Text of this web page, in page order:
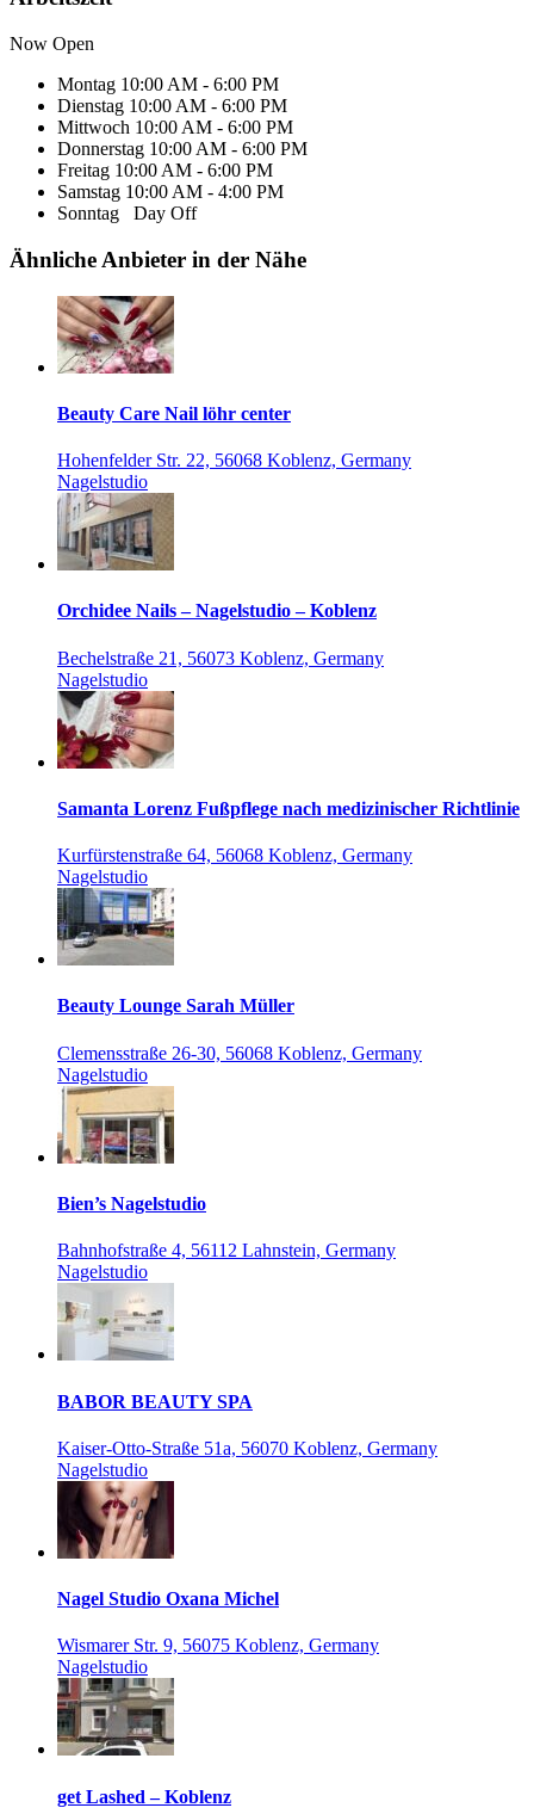
Now Open
Montag 10:00 AM - 6:00 PM
Dienstag 10:00 AM - 6:00 PM
Mittwoch 10:00 AM - 6:00 PM
Donnerstag 10:00 AM - 6:00 PM
Freitag 10:00 AM - 6:00 PM
Samstag 10:00 AM - 4:00 PM
Sonntag Day Off
Ähnliche Anbieter in der Nähe
Beauty Care Nail löhr center
Hohenfelder Str. 22, 56068 Koblenz, Germany
Nagelstudio
Orchidee Nails – Nagelstudio – Koblenz
Bechelstraße 21, 56073 Koblenz, Germany
Nagelstudio
Samanta Lorenz Fußpflege nach medizinischer Richtlinie
Kurfürstenstraße 64, 56068 Koblenz, Germany
Nagelstudio
Beauty Lounge Sarah Müller
Clemensstraße 26-30, 56068 Koblenz, Germany
Nagelstudio
Bien’s Nagelstudio
Bahnhofstraße 4, 56112 Lahnstein, Germany
Nagelstudio
BABOR BEAUTY SPA
Kaiser-Otto-Straße 51a, 56070 Koblenz, Germany
Nagelstudio
Nagel Studio Oxana Michel
Wismarer Str. 9, 56075 Koblenz, Germany
Nagelstudio
get Lashed – Koblenz